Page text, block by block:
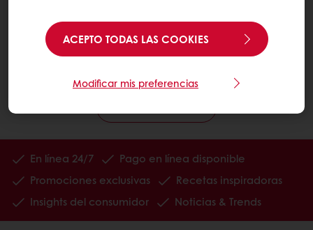
productos innovadores y materias
primas para los sectores de panadería,
ACEPTO TODAS LAS COOKIES
Modificar mis preferencias
En línea 24/7
Pago en línea disponible
Promociones exclusivas
Recetas inspiradoras
Insights del consumidor
Noticias & Trends